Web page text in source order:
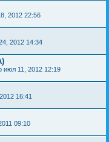
2012 22:56
2012 14:34
июл 11, 2012 12:19
16:41
09:10